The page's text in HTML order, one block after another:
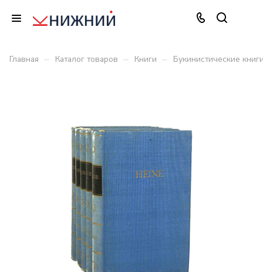
Главная – Каталог товаров – Книги – Букинистические